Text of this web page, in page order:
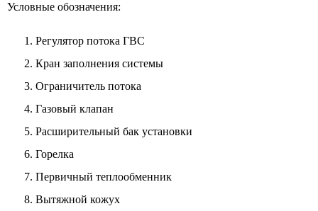
Условные обозначения:
Регулятор потока ГВС
Кран заполнения системы
Ограничитель потока
Газовый клапан
Расширительный бак установки
Горелка
Первичный теплообменник
Вытяжной кожух